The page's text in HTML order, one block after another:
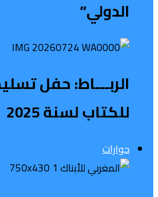
الدولي”
الربـــاط: حفل
للكتاب لسنة 2025
حوارات